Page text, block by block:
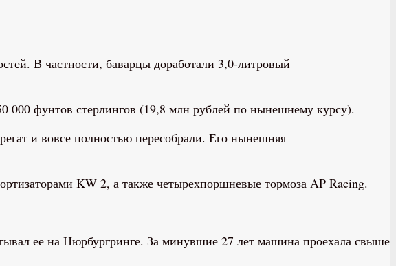
В частности, баварцы доработали 3,0-литровый
000 фунтов стерлингов (19,8 млн рублей по нынешнему курсу).
и вовсе полностью пересобрали. Его нынешняя
KW 2, а также четырехпоршневые тормоза AP Racing.
ее на Нюрбургринге. За минувшие 27 лет машина проехала свыше